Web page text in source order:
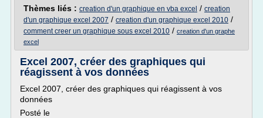
Thèmes liés : creation d'un graphique en vba excel / creation
d'un graphique excel 2007 / creation d'un graphique excel 2010 /
comment creer un graphique sous excel 2010 / creation d'un graphe
excel
Excel 2007, créer des graphiques qui
réagissent à vos données
Excel 2007, créer des graphiques qui réagissent à vos
données
Posté le